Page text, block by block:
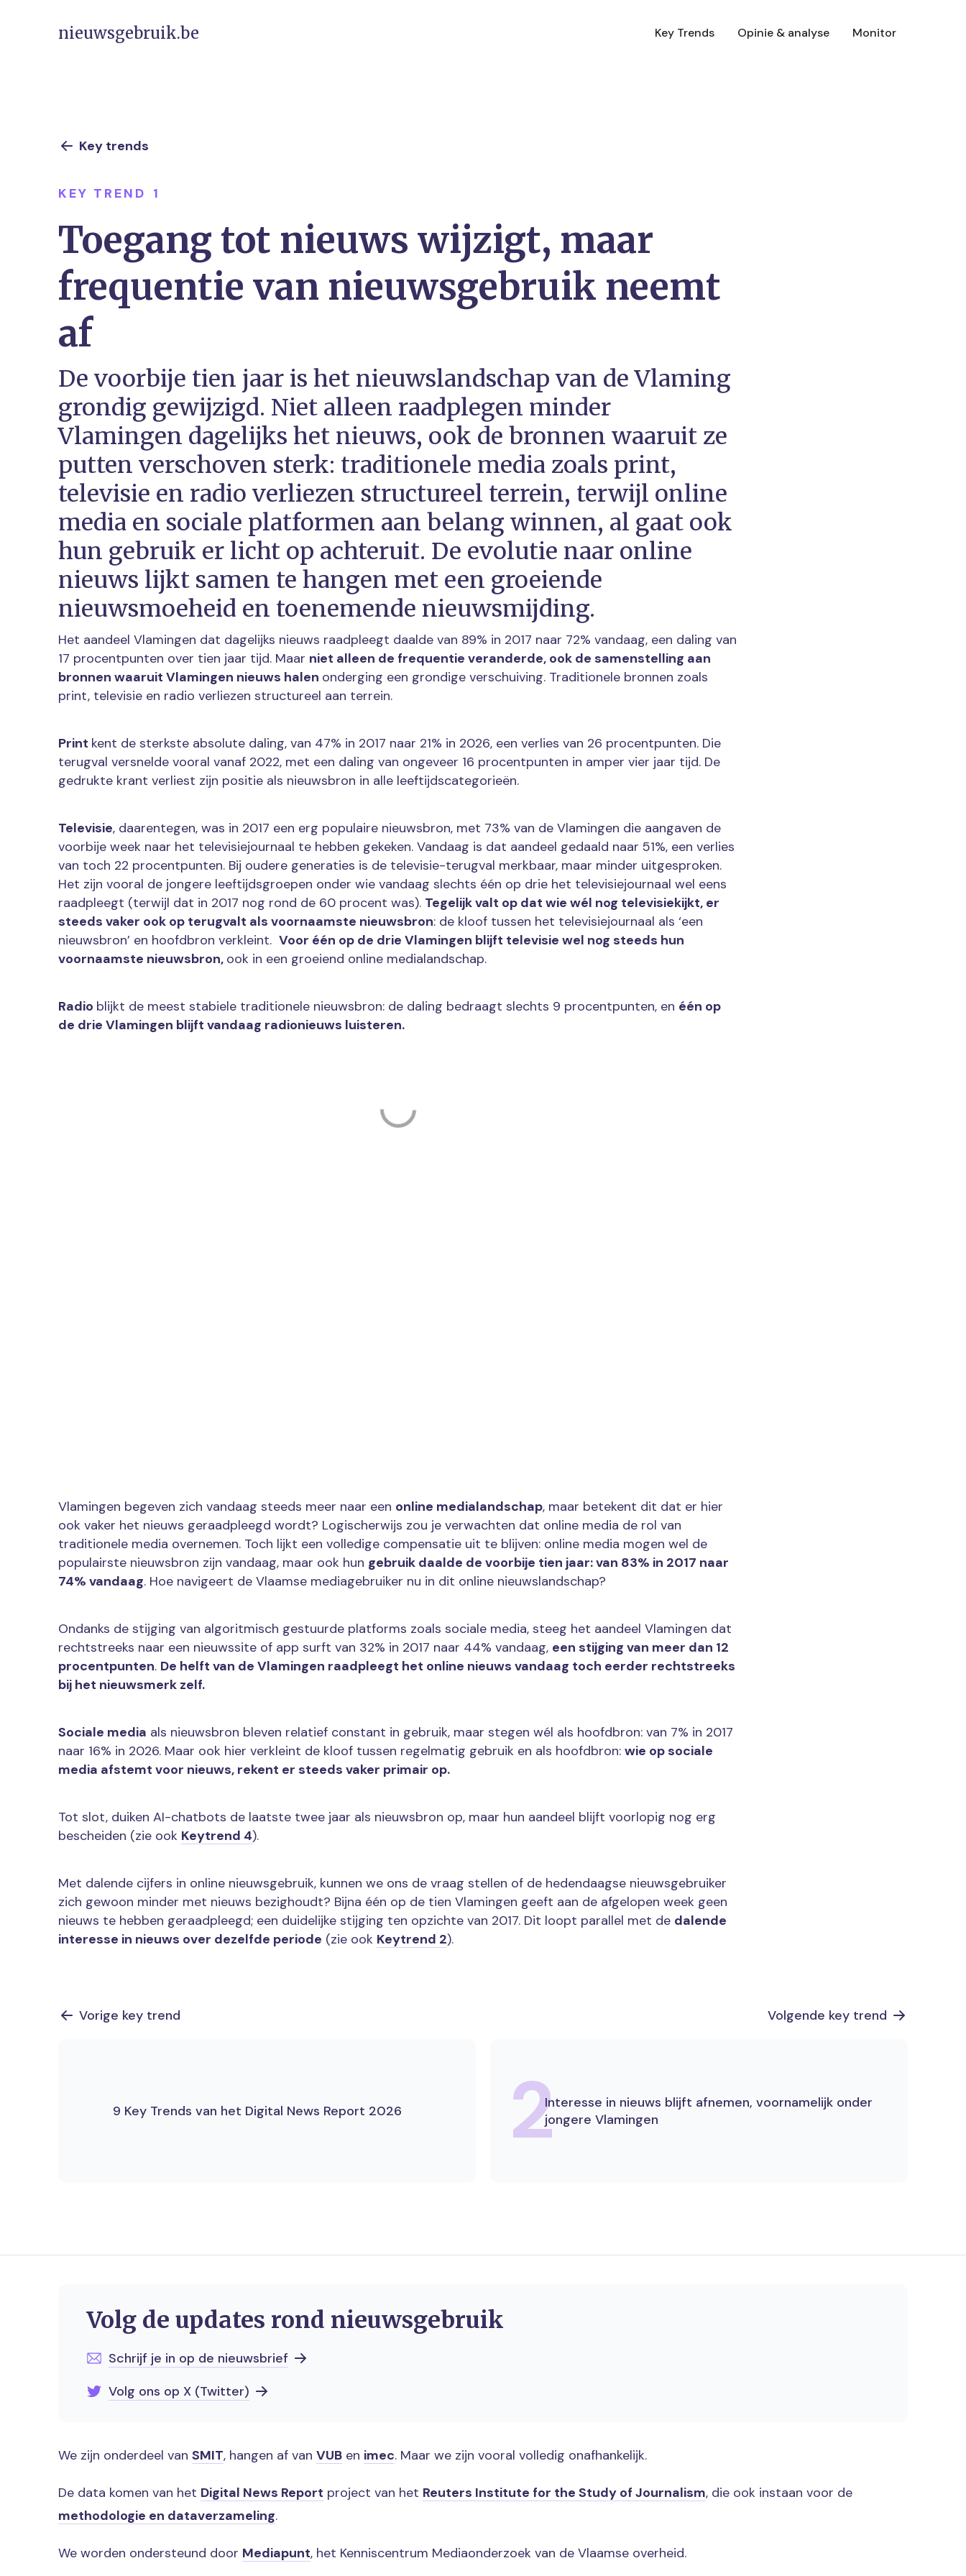
nieuwsgebruik.be Key Trends Opinie & analyse Monitor
Key trends
KEY TREND 1
Toegang tot nieuws wijzigt, maar
frequentie van nieuwsgebruik neemt
af
De voorbije tien jaar is het nieuwslandschap van de Vlaming
grondig gewijzigd. Niet alleen raadplegen minder
Vlamingen dagelijks het nieuws, ook de bronnen waaruit ze
putten verschoven sterk: traditionele media zoals print,
televisie en radio verliezen structureel terrein, terwijl online
media en sociale platformen aan belang winnen, al gaat ook
hun gebruik er licht op achteruit. De evolutie naar online
nieuws lijkt samen te hangen met een groeiende
nieuwsmoeheid en toenemende nieuwsmijding.
Het aandeel Vlamingen dat dagelijks nieuws raadpleegt daalde van 89% in 2017 naar 72% vandaag, een daling van
17 procentpunten over tien jaar tijd. Maar niet alleen de frequentie veranderde, ook de samenstelling aan
bronnen waaruit Vlamingen nieuws halen onderging een grondige verschuiving. Traditionele bronnen zoals
print, televisie en radio verliezen structureel aan terrein.
Print kent de sterkste absolute daling, van 47% in 2017 naar 21% in 2026, een verlies van 26 procentpunten. Die
terugval versnelde vooral vanaf 2022, met een daling van ongeveer 16 procentpunten in amper vier jaar tijd. De
gedrukte krant verliest zijn positie als nieuwsbron in alle leeftijdscategorieën.
Televisie, daarentegen, was in 2017 een erg populaire nieuwsbron, met 73% van de Vlamingen die aangaven de
voorbije week naar het televisiejournaal te hebben gekeken. Vandaag is dat aandeel gedaald naar 51%, een verlies
van toch 22 procentpunten. Bij oudere generaties is de televisie-terugval merkbaar, maar minder uitgesproken.
Het zijn vooral de jongere leeftijdsgroepen onder wie vandaag slechts één op drie het televisiejournaal wel eens
raadpleegt (terwijl dat in 2017 nog rond de 60 procent was). Tegelijk valt op dat wie wél nog televisiekijkt, er
steeds vaker ook op terugvalt als voornaamste nieuwsbron: de kloof tussen het televisiejournaal als ‘een
nieuwsbron’ en hoofdbron verkleint. Voor één op de drie Vlamingen blijft televisie wel nog steeds hun
voornaamste nieuwsbron, ook in een groeiend online medialandschap.
Radio blijkt de meest stabiele traditionele nieuwsbron: de daling bedraagt slechts 9 procentpunten, en één op
de drie Vlamingen blijft vandaag radionieuws luisteren.
Vlamingen begeven zich vandaag steeds meer naar een online medialandschap, maar betekent dit dat er hier
ook vaker het nieuws geraadpleegd wordt? Logischerwijs zou je verwachten dat online media de rol van
traditionele media overnemen. Toch lijkt een volledige compensatie uit te blijven: online media mogen wel de
populairste nieuwsbron zijn vandaag, maar ook hun gebruik daalde de voorbije tien jaar: van 83% in 2017 naar
74% vandaag. Hoe navigeert de Vlaamse mediagebruiker nu in dit online nieuwslandschap?
Ondanks de stijging van algoritmisch gestuurde platforms zoals sociale media, steeg het aandeel Vlamingen dat
rechtstreeks naar een nieuwssite of app surft van 32% in 2017 naar 44% vandaag, een stijging van meer dan 12
procentpunten. De helft van de Vlamingen raadpleegt het online nieuws vandaag toch eerder rechtstreeks
bij het nieuwsmerk zelf.
Sociale media als nieuwsbron bleven relatief constant in gebruik, maar stegen wél als hoofdbron: van 7% in 2017
naar 16% in 2026. Maar ook hier verkleint de kloof tussen regelmatig gebruik en als hoofdbron: wie op sociale
media afstemt voor nieuws, rekent er steeds vaker primair op.
Tot slot, duiken AI-chatbots de laatste twee jaar als nieuwsbron op, maar hun aandeel blijft voorlopig nog erg
bescheiden (zie ook Keytrend 4).
Met dalende cijfers in online nieuwsgebruik, kunnen we ons de vraag stellen of de hedendaagse nieuwsgebruiker
zich gewoon minder met nieuws bezighoudt? Bijna één op de tien Vlamingen geeft aan de afgelopen week geen
nieuws te hebben geraadpleegd; een duidelijke stijging ten opzichte van 2017. Dit loopt parallel met de dalende
interesse in nieuws over dezelfde periode (zie ook Keytrend 2).
Vorige key trend
9 Key Trends van het Digital News Report 2026
Volgende key trend
2Interesse in nieuws blijft afnemen, voornamelijk onder
jongere Vlamingen
Volg de updates rond nieuwsgebruik
Schrijf je in op de nieuwsbrief
Volg ons op X (Twitter)
We zijn onderdeel van SMIT, hangen af van VUBen imec. Maar we zijn vooral volledig onafhankelijk.
De data komen van het Digital News Report project van het Reuters Institute for the Study of Journalism, die ook instaan voor de
methodologie en dataverzameling.
We worden ondersteund door Mediapunt, het Kenniscentrum Mediaonderzoek van de Vlaamse overheid.